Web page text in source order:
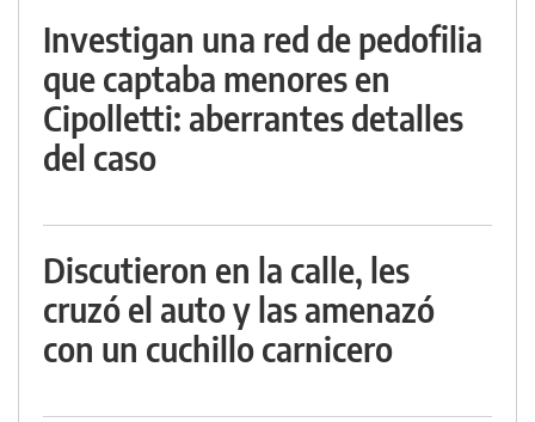
Investigan una red de pedofilia
que captaba menores en
Cipolletti: aberrantes detalles
del caso
Discutieron en la calle, les
cruzó el auto y las amenazó
con un cuchillo carnicero